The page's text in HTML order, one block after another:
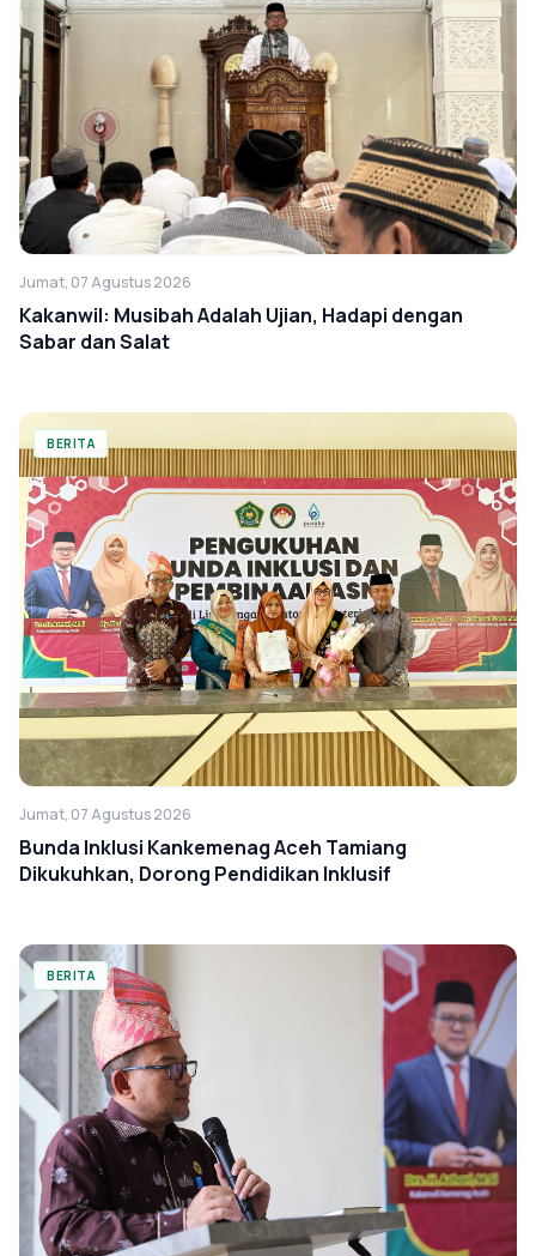
Jumat, 07 Agustus 2026
Kakanwil: Musibah Adalah Ujian, Hadapi dengan
Sabar dan Salat
BERITA
Jumat, 07 Agustus 2026
Bunda Inklusi Kankemenag Aceh Tamiang
Dikukuhkan, Dorong Pendidikan Inklusif
BERITA